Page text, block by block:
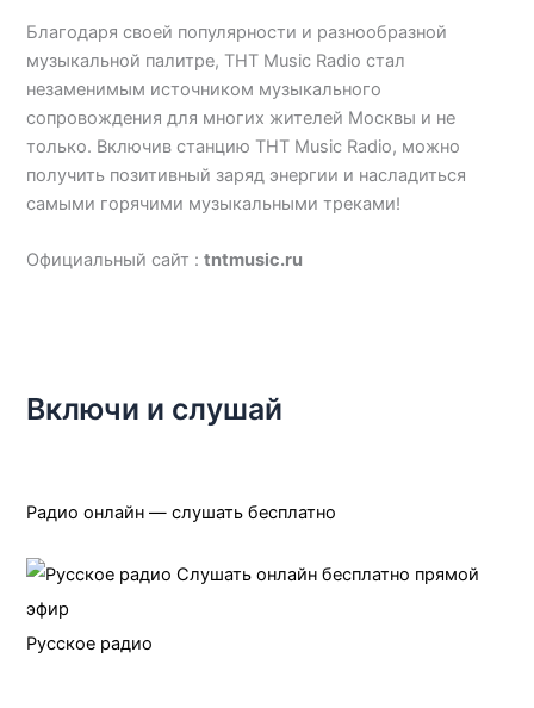
Благодаря своей популярности и разнообразной
музыкальной палитре, ТНТ Music Radio стал
незаменимым источником музыкального
сопровождения для многих жителей Москвы и не
только. Включив станцию ТНТ Music Radio, можно
получить позитивный заряд энергии и насладиться
самыми горячими музыкальными треками!
Официальный сайт :tntmusic.ru
Включи и слушай
Радио онлайн — слушать бесплатно
Русское радио